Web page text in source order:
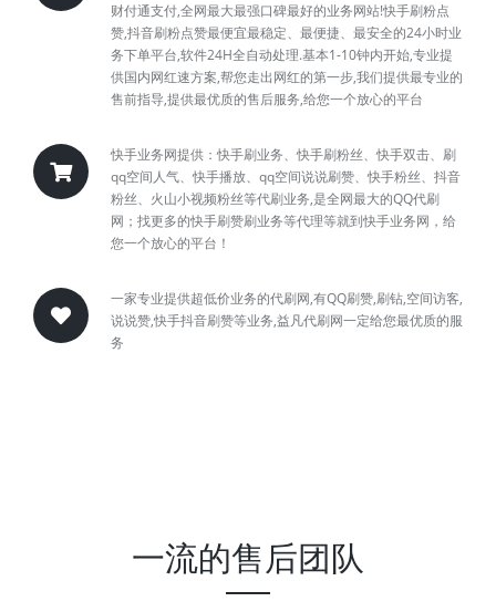
财付通支付,全网最大最强口碑最好的业务网站!快手刷粉点
赞,抖音刷粉点赞最便宜最稳定、最便捷、最安全的24小时业
务下单平台,软件24H全自动处理.基本1-10钟内开始,专业提
供国内网红速方案,帮您走出网红的第一步,我们提供最专业的
售前指导,提供最优质的售后服务,给您一个放心的平台
快手业务网提供：快手刷业务、快手刷粉丝、快手双击、刷
qq空间人气、快手播放、qq空间说说刷赞、快手粉丝、抖音
粉丝、火山小视频粉丝等代刷业务,是全网最大的QQ代刷
网；找更多的快手刷赞刷业务等代理等就到快手业务网，给
您一个放心的平台！
一家专业提供超低价业务的代刷网,有QQ刷赞,刷钻,空间访客,
说说赞,快手抖音刷赞等业务,益凡代刷网一定给您最优质的服
务
一流的售后团队